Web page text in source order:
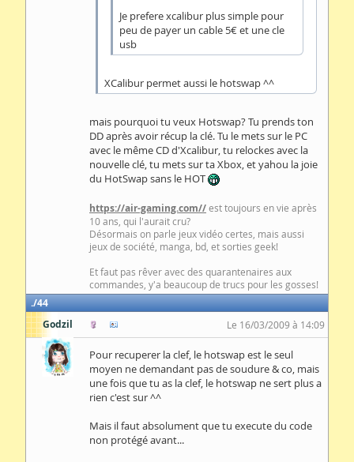
Je prefere xcalibur plus simple pour
peu de payer un cable 5€ et une cle
usb
XCalibur permet aussi le hotswap ^^
mais pourquoi tu veux Hotswap? Tu prends ton
DD après avoir récup la clé. Tu le mets sur le PC
avec le même CD d'Xcalibur, tu relockes avec la
nouvelle clé, tu mets sur ta Xbox, et yahou la joie
du HotSwap sans le HOT
https://air-gaming.com//est toujours en vie après
10 ans, qui l'aurait cru?
Désormais on parle jeux vidéo certes, mais aussi
jeux de société, manga, bd, et sorties geek!
Et faut pas rêver avec des quarantenaires aux
commandes, y'a beaucoup de trucs pour les gosses!
44
Godzil
Le 16/03/2009 à 14:09
Pour recuperer la clef, le hotswap est le seul
moyen ne demandant pas de soudure & co, mais
une fois que tu as la clef, le hotswap ne sert plus a
rien c'est sur ^^
Mais il faut absolument que tu execute du code
non protégé avant...